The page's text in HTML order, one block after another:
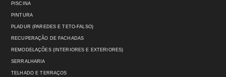
PISCINA
PINTURA
PLADUR (PAREDES E TETO-FALSO)
RECUPERAÇÃO DE FACHADAS
REMODELAÇÕES (INTERIORES E EXTERIORES)
SERRALHARIA
TELHADO E TERRAÇOS